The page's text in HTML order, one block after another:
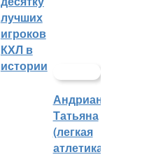
лучших
игроков
КХЛ в
истории
Андрианова
Татьяна
(легкая
атлетика)